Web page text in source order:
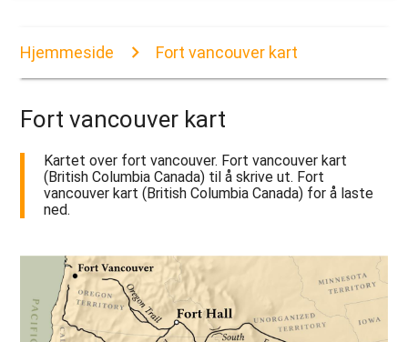
Hjemmeside Fort vancouver kart
Fort vancouver kart
Kartet over fort vancouver. Fort vancouver kart
(British Columbia Canada) til å skrive ut. Fort
vancouver kart (British Columbia Canada) for å laste
ned.